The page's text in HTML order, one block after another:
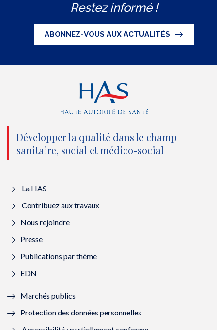
i
t
t
e
n
o
u
l
l
f
n
ê
c
e
b
o
o
k
(
n
o
e
e
n
u
t
u
b
e
(
n
o
u
ê
n
k
e
d
(
n
o
Restez informé !
ABONNEZ-VOUS AUX ACTUALITÉS
Développer la qualité dans le champ
sanitaire, social et médico-social
La HAS
Contribuez aux travaux
Nous rejoindre
Presse
Publications par thème
EDN
Marchés publics
Protection des données personnelles